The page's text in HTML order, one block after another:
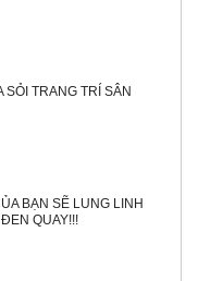
TRANG TRÍ SÂN
BẠN SẼ LUNG LINH
QUAY!!!